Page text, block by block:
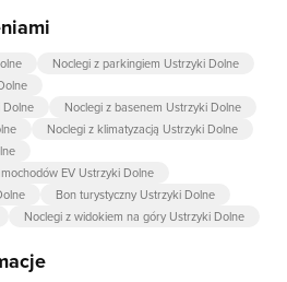
Noclegi z parkingiem Ustrzyki Dolne
Dolne
Noclegi z basenem Ustrzyki Dolne
Noclegi z klimatyzacją Ustrzyki Dolne
EV Ustrzyki Dolne
Bon turystyczny Ustrzyki Dolne
Noclegi z widokiem na góry Ustrzyki Dolne